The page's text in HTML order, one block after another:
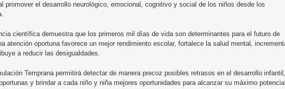
promover el desarrollo neurológico, emocional, cognitivo y social de los niños desde los
científica demuestra que los primeros mil días de vida son determinantes para el futuro de
atención oportuna favorece un mejor rendimiento escolar, fortalece la salud mental,
a reducir las desigualdades.
Temprana permitirá detectar de manera precoz posibles retrasos en el desarrollo infantil,
y brindar a cada niño y niña mejores oportunidades para alcanzar su máximo potencial.